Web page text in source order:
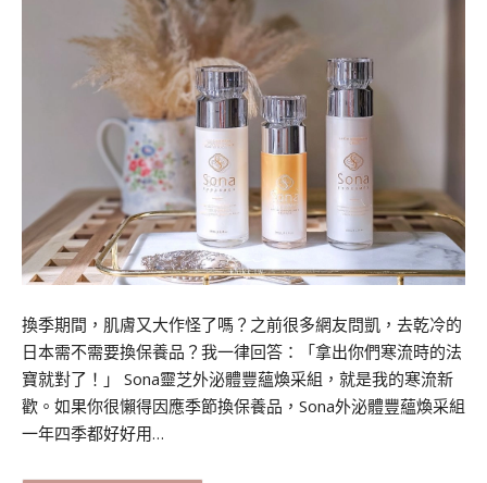
換季期間，肌膚又大作怪了嗎？之前很多網友問凱，去乾冷的
日本需不需要換保養品？我一律回答：「拿出你們寒流時的法
寶就對了！」 Sona靈芝外泌體豐蘊煥采組，就是我的寒流新
歡。如果你很懶得因應季節換保養品，Sona外泌體豐蘊煥采組
一年四季都好好用…